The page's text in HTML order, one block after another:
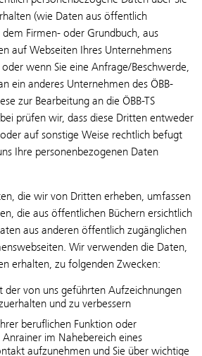
(wie Daten aus öffentlich
Firmen- oder Grundbuch, aus
auf Webseiten Ihres Unternehmens
wenn Sie eine Anfrage/Beschwerde,
ein anderes Unternehmen des ÖBB-
zur Bearbeitung an die ÖBB-TS
prüfen wir, dass diese Dritten entweder
auf sonstige Weise rechtlich befugt
Ihre personenbezogenen Daten
die wir von Dritten erheben, umfassen
die aus öffentlichen Büchern ersichtlich
aus anderen öffentlich zugänglichen
Wir verwenden die Daten,
erhalten, zu folgenden Zwecken:
der von uns geführten Aufzeichnungen
und zu verbessern
beruflichen Funktion oder
Anrainer im Nahebereich eines
aufzunehmen und Sie über wichtige